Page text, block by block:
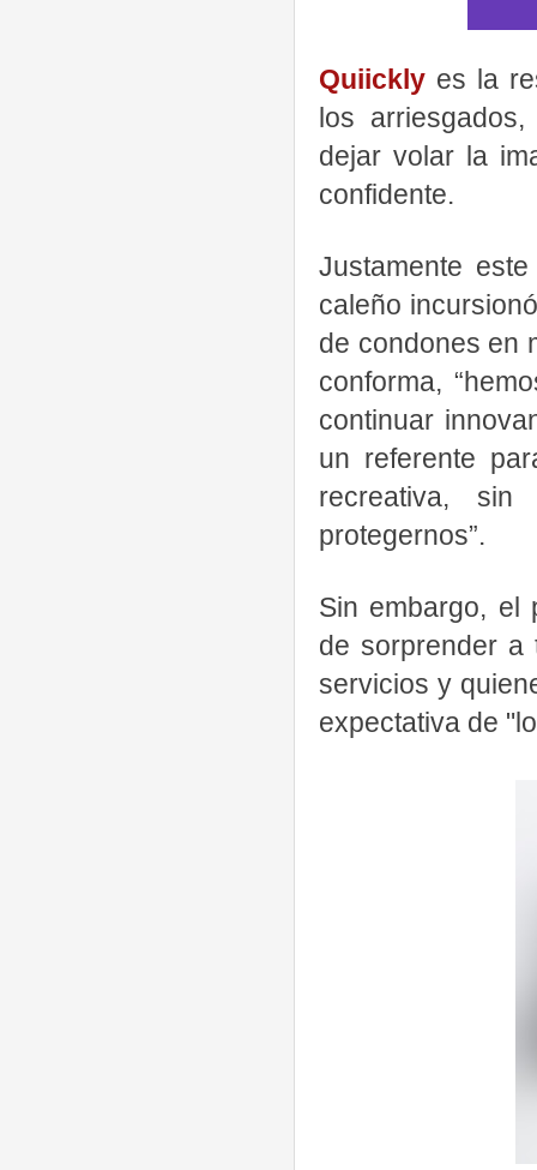
Quiickly es la
los
dejar volar la
confidente.
Justamente
caleño
de condones en
conforma,
continuar
un referente
recreativa,
protegernos”.
Sin embargo, el
de sorprender a
servicios y
expectativa de